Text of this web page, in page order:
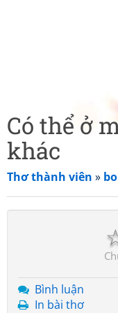
Có thể ở
khác
Thơ thành viên »
Bình luận
In bài thơ